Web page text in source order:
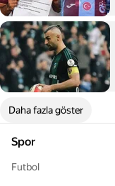
Daha fazla göster
Spor
Futbol